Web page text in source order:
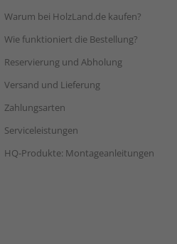
Warum bei HolzLand.de kaufen?
Wie funktioniert die Bestellung?
Reservierung und Abholung
Versand und Lieferung
Zahlungsarten
Serviceleistungen
HQ-Produkte: Montageanleitungen